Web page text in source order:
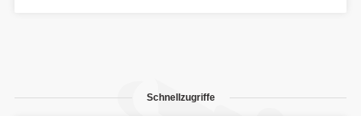
Schnellzugriffe